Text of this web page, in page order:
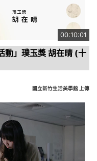
00:10:01
動」璞玉獎 胡在晴 (十
國立新竹生活美學館 上傳